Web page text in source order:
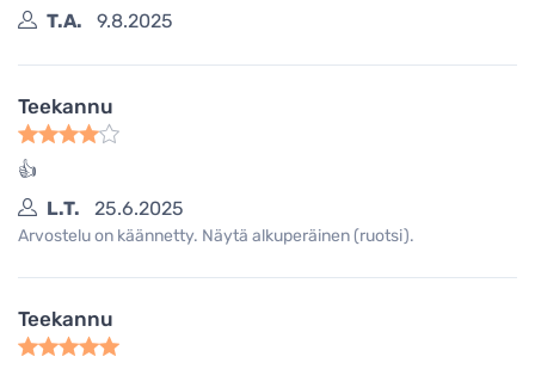
T.A.
9.8.2025
Teekannu
👍
L.T.
25.6.2025
Arvostelu on käännetty. Näytä alkuperäinen (ruotsi).
Teekannu